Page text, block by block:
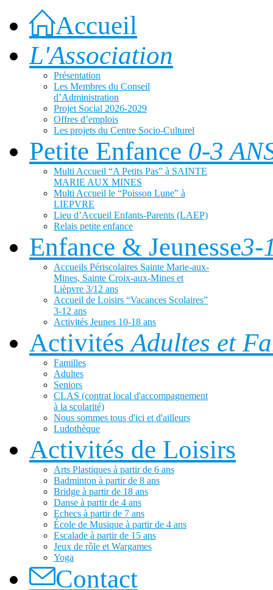
Accueil
L'Association
Présentation
Les Membres du Conseil
d’Administration
Projet Social 2026-2029
Offres d’emplois
Les projets du Centre Socio-Culturel
Petite Enfance 0-3
Multi Accueil “A Petits Pas” à SAINTE
MARIE AUX MINES
Multi Accueil le “Poisson Lune” à
LIEPVRE
Lieu d’Accueil Enfants-Parents (LAEP)
Relais petite enfance
Enfance & Jeunesse3-
Accueils Périscolaires Sainte Marie-aux-
Mines, Sainte Croix-aux-Mines et
Lièpvre 3/12 ans
Accueil de Loisirs “Vacances Scolaires”
3-12 ans
Activités Jeunes 10-18 ans
ActivitésAdultes et
Familles
Adultes
Seniors
CLAS (contrat local d'accompagnement
à la scolarité)
Nous sommes tous d'ici et d'ailleurs
Ludothèque
Activités de Loisirs
Arts Plastiques à partir de 6 ans
Badminton à partir de 8 ans
Bridge à partir de 18 ans
Danse à partir de 4 ans
Echecs à partir de 7 ans
École de Musique à partir de 4 ans
Escalade à partir de 15 ans
Jeux de rôle et Wargames
Yoga
Contact